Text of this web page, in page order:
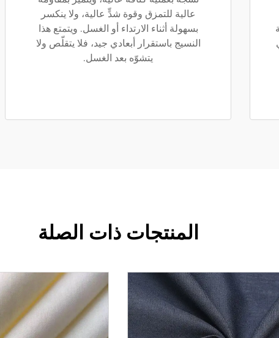
عالية للتمزق وقوة شدٍّ عالية، ولا ينكسر
بسهولة أثناء الارتداء أو الغسل. ويتمتع هذا
النسيج باستقرار أبعادي جيد، فلا يتقلّص ولا
يتشوّه بعد الغسل.
المنتجات ذات الصلة